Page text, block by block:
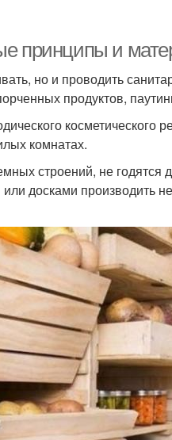
принципы и
но и проводить
продуктов,
косметического
комнатах.
строений, не
досками производить